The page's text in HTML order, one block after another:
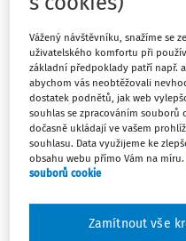
Platná právní úprava
Právní řád České
práce dětí. To vyplývalo z
Mezinárodní organizace
tehdejší Československá
o určení minimálního
průmyslu (č. 89/1922) a
obsahoval speciální
Vážený návštěvníku, snažíme se
uživatelského komfortu při
základní předpoklady patří např.
abychom vás neobtěžovali
dostatek podnětů, jak web
souhlas se zpracováním souborů
dočasně ukládají ve vašem
souhlasu. Data využijeme ke
obsahu webu přímo Vám na míru.
souborů cookie
Zamítnout vše